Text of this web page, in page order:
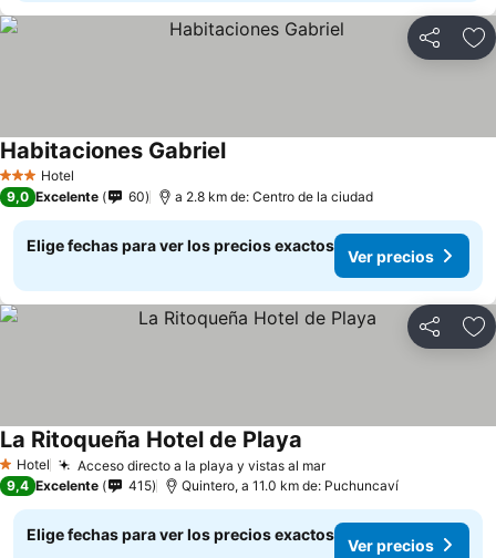
Compartir
3 Estrellas
Hotel
Habitaciones GabrielVer precios
9,0 Excelente 60 a 2.8 km de: Centro de la ciudad
Elige fechas para ver los precios exactos
Ver precios
Compartir
1 Estrellas
Hotel Acceso directo a la playa y vistas al marVer precios
La Ritoqueña Hotel de Playa
9,4 Excelente 415 Quintero, a 11.0 km de: Puchuncaví
Elige fechas para ver los precios exactos
Ver precios